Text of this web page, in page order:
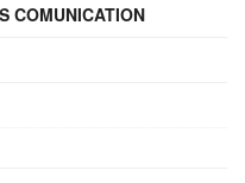
COMUNICATION